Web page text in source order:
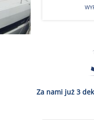
Za nami już 3